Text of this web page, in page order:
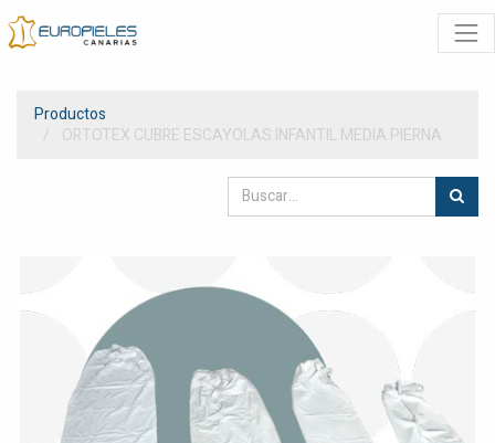
Productos
ORTOTEX CUBRE ESCAYOLAS INFANTIL MEDIA PIERNA